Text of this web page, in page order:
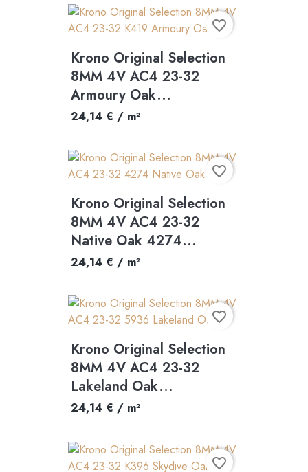
Krono Original Selection
8MM 4V AC4 23-32
Armoury Oak...
24,14 € / m²
favorite_border
Krono Original Selection
8MM 4V AC4 23-32
Native Oak 4274...
24,14 € / m²
favorite_border
Krono Original Selection
8MM 4V AC4 23-32
Lakeland Oak...
24,14 € / m²
favorite_border
favorite_border